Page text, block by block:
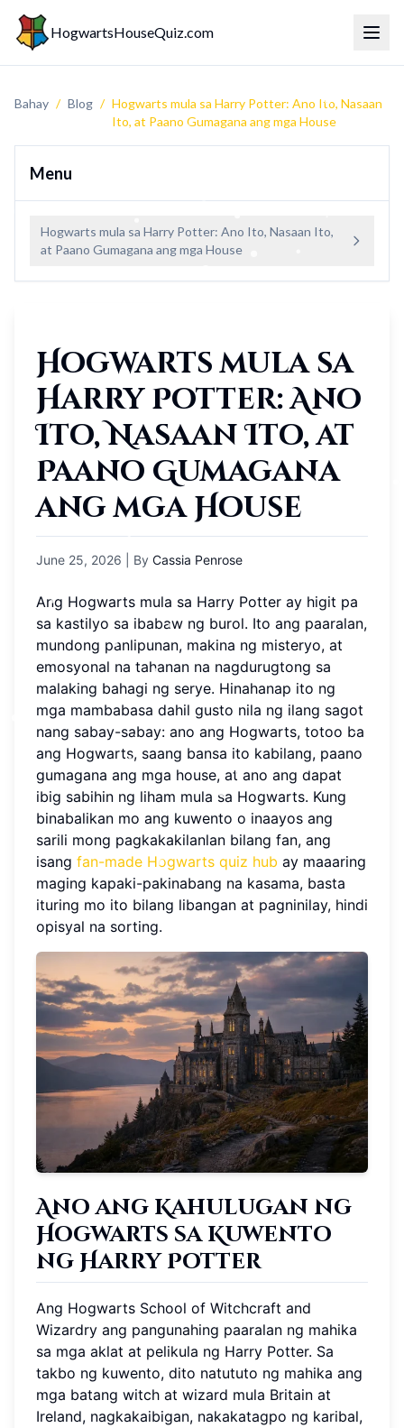
HogwartsHouseQuiz.com
Bahay / Blog / Hogwarts mula sa Harry Potter: Ano Ito, Nasaan
Ito, at Paano Gumagana ang mga House
Menu
Hogwarts mula sa Harry Potter: Ano Ito, Nasaan Ito,
at Paano Gumagana ang mga House
Hogwarts mula sa
Harry Potter: Ano
Ito, Nasaan Ito, at
Paano Gumagana
ang mga House
June 25, 2026 | By Cassia Penrose
Ang Hogwarts mula sa Harry Potter ay higit pa
sa kastilyo sa ibabaw ng burol. Ito ang paaralan,
mundong panlipunan, makina ng misteryo, at
emosyonal na tahanan na nagdurugtong sa
malaking bahagi ng serye. Hinahanap ito ng
mga mambabasa dahil gusto nila ng ilang sagot
nang sabay-sabay: ano ang Hogwarts, totoo ba
ang Hogwarts, saang bansa ito kabilang, paano
gumagana ang mga house, at ano ang dapat
ibig sabihin ng liham mula sa Hogwarts. Kung
binabalikan mo ang kuwento o inaayos ang
sarili mong pagkakakilanlan bilang fan, ang
isang fan-made Hogwarts quiz hub ay maaaring
maging kapaki-pakinabang na kasama, basta
ituring mo ito bilang libangan at pagninilay, hindi
opisyal na sorting.
Ano ang Kahulugan ng
Hogwarts sa Kuwento
ng Harry Potter
Ang Hogwarts School of Witchcraft and
Wizardry ang pangunahing paaralan ng mahika
sa mga aklat at pelikula ng Harry Potter. Sa
takbo ng kuwento, dito natututo ng mahika ang
mga batang witch at wizard mula Britain at
Ireland, nagkakaibigan, nakakatagpo ng karibal,